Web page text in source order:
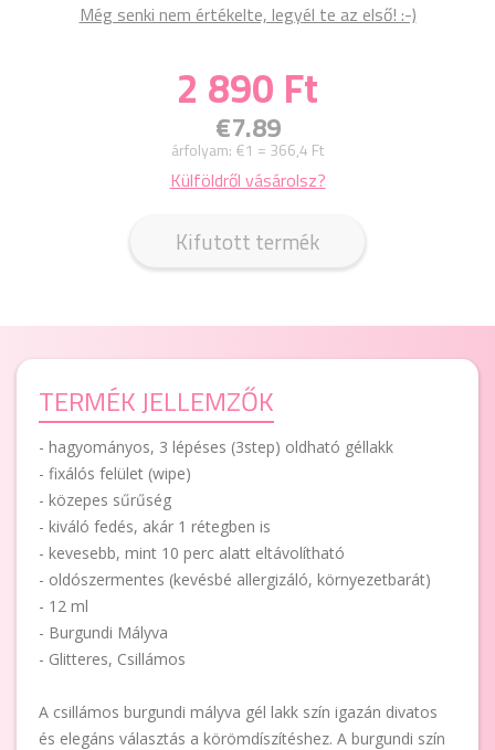
Még senki nem értékelte, legyél te az első! :-)
2 890 Ft
€7.89
árfolyam: €1 = 366,4 Ft
Külföldről vásárolsz?
Kifutott termék
TERMÉK JELLEMZŐK
- hagyományos, 3 lépéses (3step) oldható géllakk
- fixálós felület (wipe)
- közepes sűrűség
- kiváló fedés, akár 1 rétegben is
- kevesebb, mint 10 perc alatt eltávolítható
- oldószermentes (kevésbé allergizáló, környezetbarát)
- 12 ml
- Burgundi Mályva
- Glitteres, Csillámos
A csillámos burgundi mályva gél lakk szín igazán divatos
és elegáns választás a körömdíszítéshez. A burgundi szín